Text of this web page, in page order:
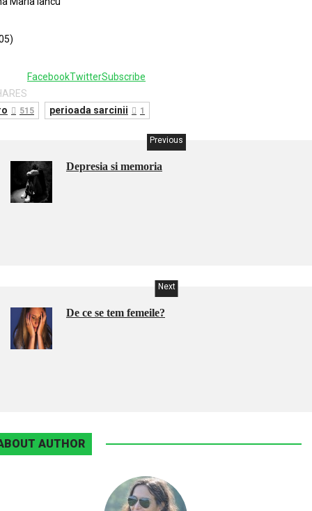
FacebookTwitterSubscribe
515 perioada sarcinii 1
Previous
Depresia si memoria
Next
De ce se tem femeile?
AUTHOR